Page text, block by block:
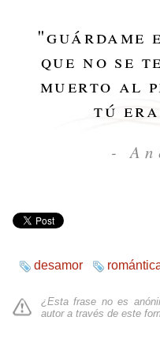
"guárdame
que no se
muerto al
tú
-
desamor
¿Esta frase no es
autor a través de este